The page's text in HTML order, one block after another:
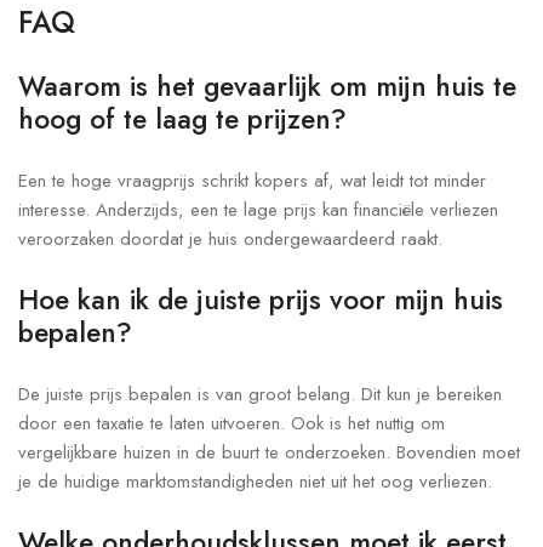
FAQ
Waarom is het gevaarlijk om mijn huis te
hoog of te laag te prijzen?
Een te hoge vraagprijs schrikt kopers af, wat leidt tot minder
interesse. Anderzijds, een te lage prijs kan financiële verliezen
veroorzaken doordat je huis ondergewaardeerd raakt.
Hoe kan ik de juiste prijs voor mijn huis
bepalen?
De juiste prijs bepalen is van groot belang. Dit kun je bereiken
door een taxatie te laten uitvoeren. Ook is het nuttig om
vergelijkbare huizen in de buurt te onderzoeken. Bovendien moet
je de huidige marktomstandigheden niet uit het oog verliezen.